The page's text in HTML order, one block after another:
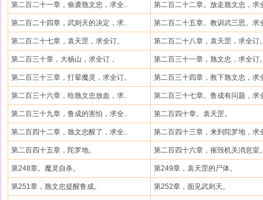
第二百二十一章，偷袭虺文忠，求全.. 第二百二十二章。放走虺文忠，求
第二百二十四章，武则天的决定，求.. 第二百二十五章。教训武三思。求
第二百二十七章，袁天罡，求全订。 第二百二十八章，袁天罡，求全订
第二百三十章，大杨山，求全订， 第二百三十一章，虺文忠，求全订
第二百三十三章，打晕魔灵，求全订。 第二百三十四章，救下虺文忠，求
第二百三十六章，给虺文忠放血，求.. 第二百三十七章。鲁成有问题，求
第二百三十九章，鲁成的害怕，求全.. 第二百四十章。袁天罡。
第二百四十二章，虺文忠醒了，求全.. 第二百四十三章，来到陀罗地，求
第二百四十五章，陀罗地。 第二百四十六章，摧毁机关消息室
第248章。魔灵自杀。 第249章，袁天罡的尸体。
第251章，虺文忠提醒鲁成。 第252章，面见武则天。